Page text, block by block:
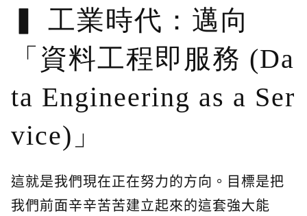
工業時代：邁向
「資料工程即服務 (Da
ta Engineering as a Ser
vice)」
這就是我們現在正在努力的方向。目標是把
我們前面辛辛苦苦建立起來的這套強大能